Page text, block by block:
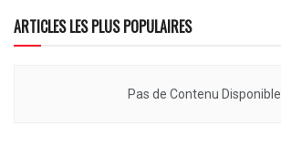
ARTICLES LES PLUS POPULAIRES
Pas de Contenu Disponible